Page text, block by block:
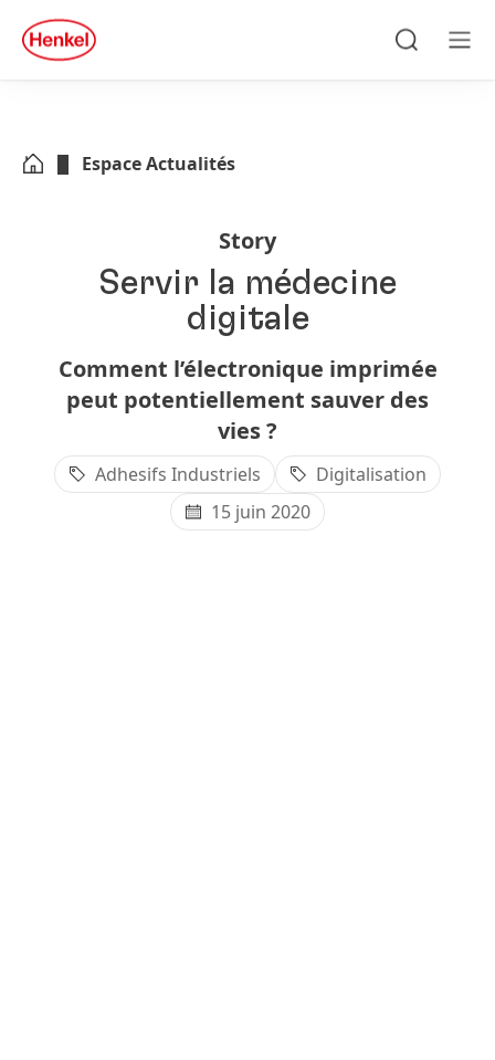
Skip to footer
quick
search
Espace Actualités
Story
Servir la médecine
digitale
Comment l’électronique imprimée
peut potentiellement sauver des
vies ?
Adhesifs Industriels
Digitalisation
15 juin 2020